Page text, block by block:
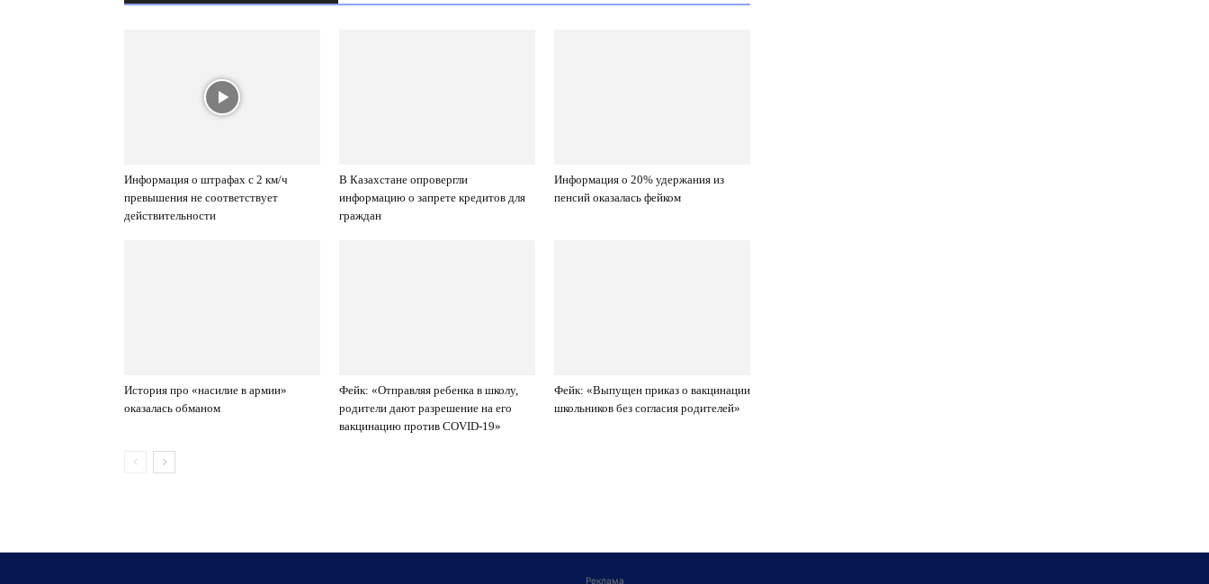
Информация о штрафах с 2 км/ч
превышения не соответствует
действительности
В Казахстане опровергли
информацию о запрете кредитов для
граждан
Информация о 20% удержания из
пенсий оказалась фейком
История про «насилие в армии»
оказалась обманом
Фейк: «Отправляя ребенка в школу,
родители дают разрешение на его
вакцинацию против COVID-19»
Фейк: «Выпущен приказ о вакцинации
школьников без согласия родителей»
Реклама